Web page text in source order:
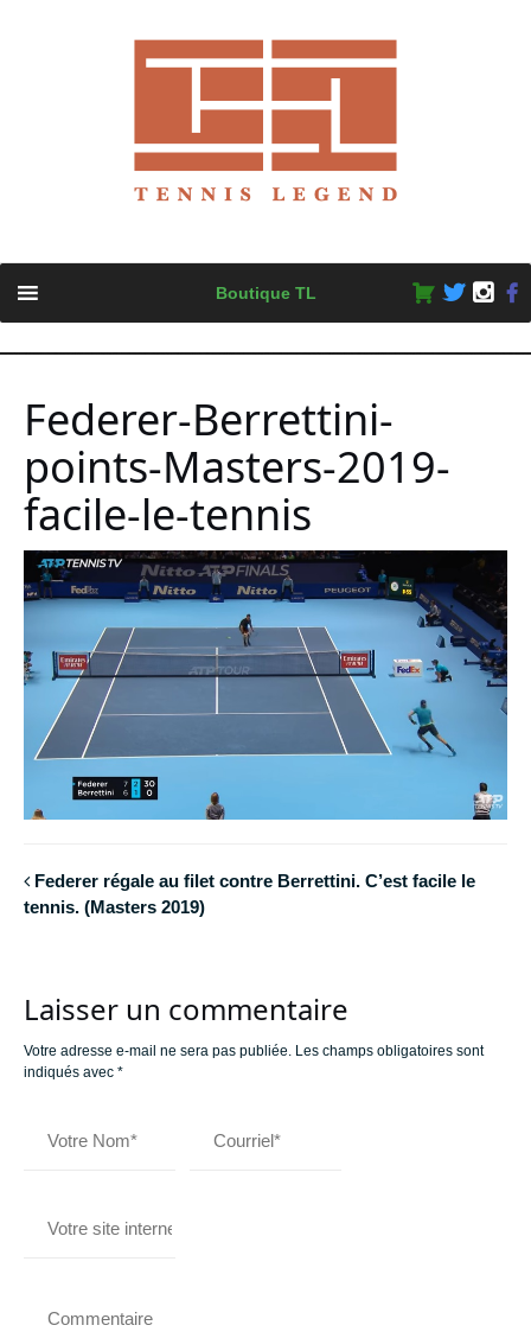
content
Boutique TL
Federer-Berrettini-
points-Masters-2019-
facile-le-tennis
Federer régale au filet contre Berrettini. C’est facile le
tennis. (Masters 2019)
Laisser un commentaire
Votre adresse e-mail ne sera pas publiée. Les champs obligatoires sont
indiqués avec *